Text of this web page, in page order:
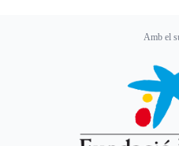
Amb el